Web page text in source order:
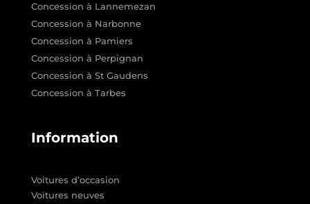
Concession à Lannemezan
Concession à Narbonne
Concession à Pamiers
Concession à Perpignan
Concession à St Gaudens
Concession à Tarbes
Information
Voitures d’occasion
Voitures neuves